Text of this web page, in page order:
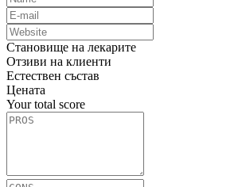
Становище на лекарите
Отзиви на клиенти
Естествен състав
Цената
Your total score